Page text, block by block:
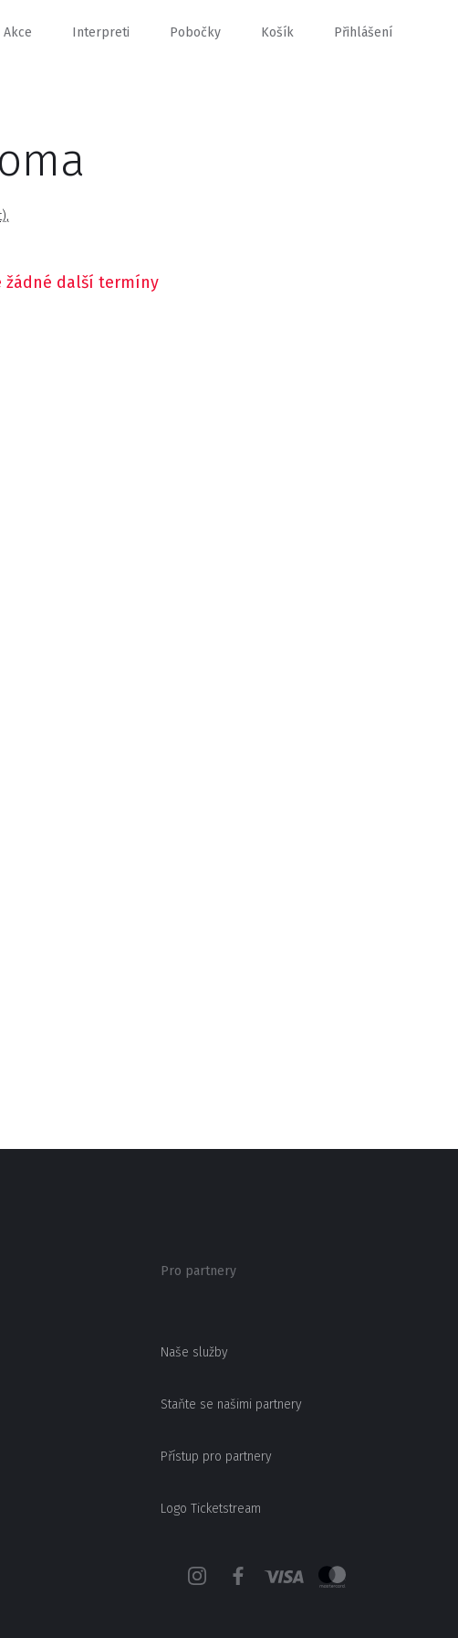
Akce Interpreti Pobočky Košík Přihlášení
další termíny
Pro partnery
Naše služby
Staňte se našimi partnery
Přístup pro partnery
Logo Ticketstream